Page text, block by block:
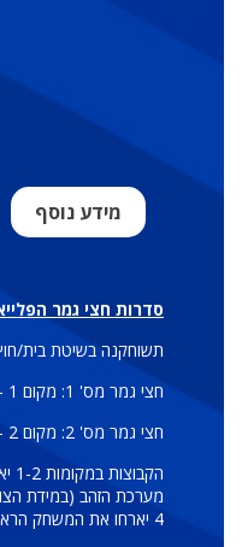
מידע נוסף
סדרות חצי גמר
תשוחקנה בשיטת בית/
חצי גמר מס' 1: מקום 1 – מקום 4
חצי גמר מס' 2: מקום 2 – מקום 3
4 יארחו את המשחק הראשון.